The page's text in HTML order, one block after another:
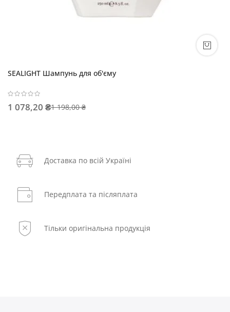
SEALIGHT Шампунь для об'єму
1 078,20 ₴1 198,00 ₴
Доставка по всій Україні
Передплата та післяплата
Тільки оригінальна продукція